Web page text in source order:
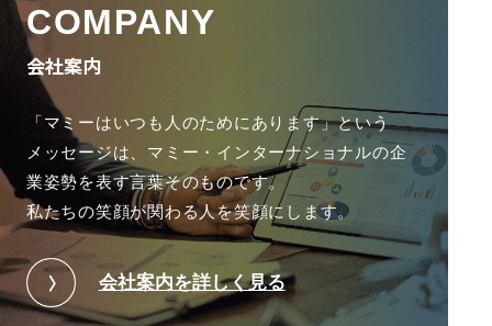
COMPANY
会社案内
「マミーはいつも人のためにあります」という
メッセージは、 マミー・インターナショナルの企
業姿勢を表す言葉そのものです。
私たちの笑顔が関わる人を笑顔にします。
会社案内を詳しく見る